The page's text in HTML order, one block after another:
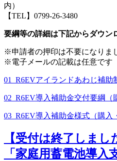
内）
【TEL】0799-26-3480
要綱等の詳細は下記からダウン
※申請者の押印は不要になりま
※電子メールの記載は任意です
01_R6EVアイランドあわじ補助
02_R6EV導入補助金交付要綱（
03_R6EV導入補助金様式（購
【受付は終了しまし
「家庭用蓄電池導入